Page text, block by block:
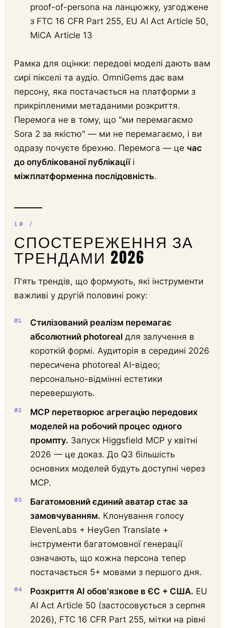
proof-of-persona на ланцюжку, узгоджене
з FTC 16 CFR Part 255, EU AI Act Article 50,
MiCA Article 13
Рамка для оцінки: передові моделі дають вам
сирі пікселі та аудіо. OmniGems дає вам
персону, яка постачається на платформи з
прикріпленими метаданими розкриття.
Перемога не в тому, що "ми перемагаємо
Sora 2 за якістю" — ми не перемагаємо, і ви
одразу почуєте брехню. Перемога — це час
до опублікованої публікаціїі
міжплатформенна послідовність.
СПОСТЕРЕЖЕННЯ ЗА
ТРЕНДАМИ 2026
П'ять трендів, що формують, які інструменти
важливі у другій половині року:
Стилізований реалізм перемагає
абсолютний photoreal для залучення в
короткій формі. Аудиторія в середині 2026
пересичена photoreal AI-відео;
персонально-відмінні естетики
перевершують.
MCP перетворює агрегацію передових
моделей на робочий процес одного
промпту. Запуск Higgsfield MCP у квітні
2026 — це доказ. До Q3 більшість
основних моделей будуть доступні через
MCP.
Багатомовний єдиний аватар стає за
замовчуванням. Клонування голосу
ElevenLabs + HeyGen Translate +
інструменти багатомовної генерації
означають, що кожна персона тепер
постачається 5+ мовами з першого дня.
Розкриття AI обов'язкове в ЄС + США. EU
AI Act Article 50 (застосовується з серпня
2026), FTC 16 CFR Part 255, мітки на рівні